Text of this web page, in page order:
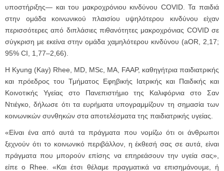
υποστήριξης— και του μακροχρόνιου κινδύνου COVID. Τα παιδιά
στην ομάδα κοινωνικού πλαισίου υψηλότερου κινδύνου είχαν
περισσότερες από διπλάσιες πιθανότητες μακροχρόνιας COVID σε
σύγκριση με εκείνα στην ομάδα χαμηλότερου κινδύνου (aOR, 2,17;
95% CI, 1,77–2,66).
Η Kyung (Kay) Rhee, MD, MSc, MA, FAAP, καθηγήτρια παιδιατρικής
και πρόεδρος του Τμήματος Εφηβικής Ιατρικής και Παιδικής και
Κοινοτικής Υγείας στο Πανεπιστήμιο της Καλιφόρνια στο Σαν
Ντιέγκο, δήλωσε ότι τα ευρήματα υπογραμμίζουν τη σημασία των
κοινωνικών συνθηκών στα αποτελέσματα της παιδιατρικής υγείας.
«Είναι ένα από αυτά τα πράγματα που νομίζω ότι οι άνθρωποι
ξεχνούν ότι το κοινωνικό περιβάλλον, η έκθεσή σας σε αυτά, είναι
πράγματα που μπορούν επίσης να επηρεάσουν την υγεία σας»,
είπε ο Rhee. «Και έτσι θέλαμε πραγματικά να επισημάνουμε, ή